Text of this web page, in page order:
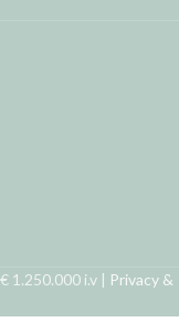
1.250.000 i.v | Privacy &